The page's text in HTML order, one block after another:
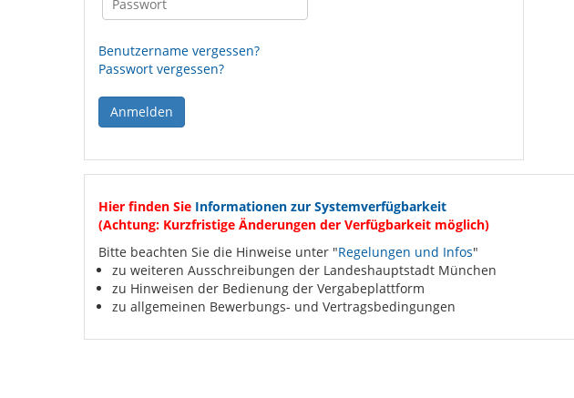
Benutzername vergessen?
Passwort vergessen?
Hier finden Sie Informationen zur Systemverfügbarkeit
(Achtung: Kurzfristige Änderungen der Verfügbarkeit möglich)
Bitte beachten Sie die Hinweise unter "Regelungen und Infos"
zu weiteren Ausschreibungen der Landeshauptstadt München
zu Hinweisen der Bedienung der Vergabeplattform
zu allgemeinen Bewerbungs- und Vertragsbedingungen